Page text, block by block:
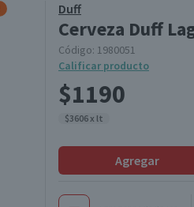
Duff
Cerveza Duff
Código: 1980051
Calificar producto
$1190
$3606 x lt
Agregar